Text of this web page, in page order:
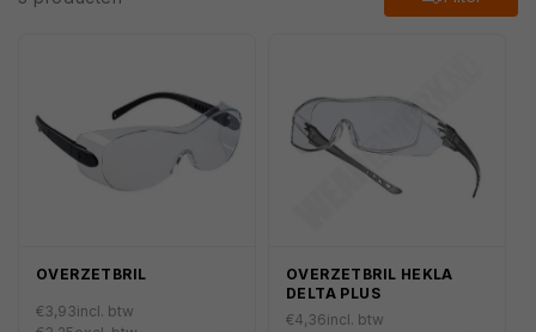
OVERZETBRIL
Normale
€3,93incl. btw
OVERZETBRIL HEKLA
DELTA PLUS
Normale
€4,36incl. btw